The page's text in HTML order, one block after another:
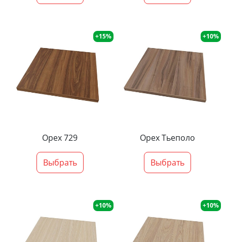
+15%
Орех 729
Выбрать
+10%
Орех Тьеполо
Выбрать
+10% +10%